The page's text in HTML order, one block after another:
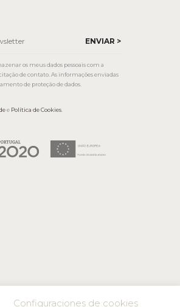
os meus dados pessoais com a
de contato. As informações enviadas
de proteção de dados.
e Política de Cookies.
Configuraciones de cookies